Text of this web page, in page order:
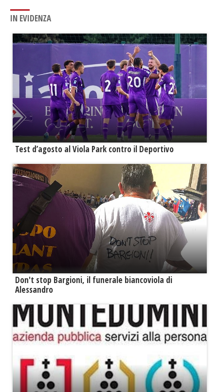
IN EVIDENZA
Test d’agosto al Viola Park contro il Deportivo
Don't stop Bargioni, il funerale biancoviola di
Alessandro